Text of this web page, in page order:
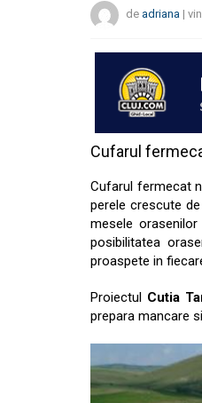
de adriana |
Cufarul
Cufarul fermecat
perele crescute
mesele
posibilitatea
proaspete in
Proiectul Cutia
prepara mancare